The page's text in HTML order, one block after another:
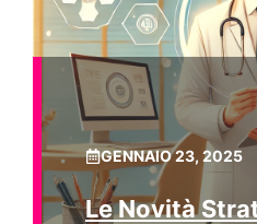
GENNAIO 23, 2025
Le Novità